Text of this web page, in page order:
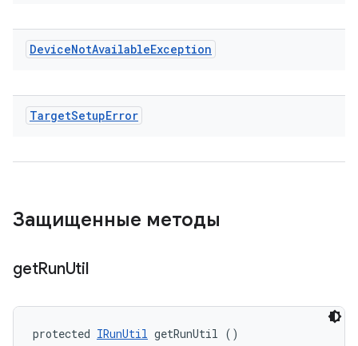
DeviceNotAvailableException
TargetSetupError
Защищенные методы
getRunUtil
protected IRunUtil getRunUtil ()